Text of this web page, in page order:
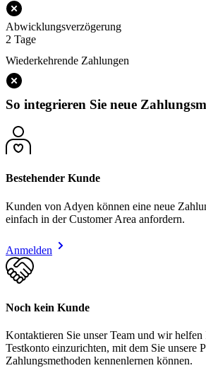
Abwicklungsverzögerung
2 Tage
Wiederkehrende Zahlungen
So integrieren Sie neue
Bestehender Kunde
Kunden von Adyen können eine neue
einfach in der Customer Area anfordern.
Anmelden
Noch kein Kunde
Kontaktieren Sie unser Team und wir helfen
Testkonto einzurichten, mit dem Sie unsere
Zahlungsmethoden kennenlernen können.